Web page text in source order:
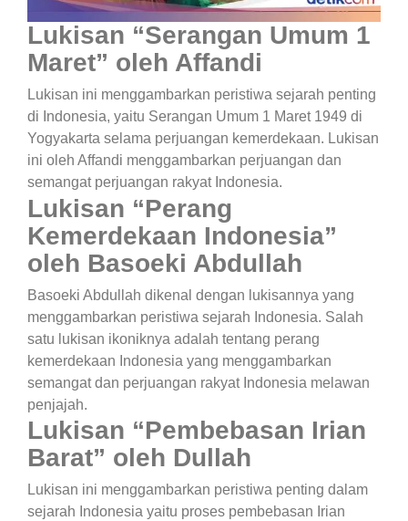
Lukisan “Serangan Umum 1
Maret” oleh Affandi
Lukisan ini menggambarkan peristiwa sejarah penting
di Indonesia, yaitu Serangan Umum 1 Maret 1949 di
Yogyakarta selama perjuangan kemerdekaan. Lukisan
ini oleh Affandi menggambarkan perjuangan dan
semangat perjuangan rakyat Indonesia.
Lukisan “Perang
Kemerdekaan Indonesia”
oleh Basoeki Abdullah
Basoeki Abdullah dikenal dengan lukisannya yang
menggambarkan peristiwa sejarah Indonesia. Salah
satu lukisan ikoniknya adalah tentang perang
kemerdekaan Indonesia yang menggambarkan
semangat dan perjuangan rakyat Indonesia melawan
penjajah.
Lukisan “Pembebasan Irian
Barat” oleh Dullah
Lukisan ini menggambarkan peristiwa penting dalam
sejarah Indonesia yaitu proses pembebasan Irian